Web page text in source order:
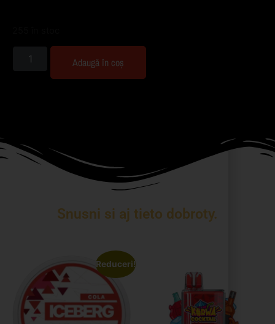
Adaugă în coș
Snusni si aj tieto dobroty.
Reduceri!